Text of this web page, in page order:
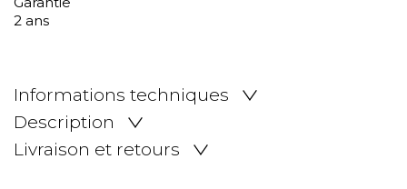
Informations techniques
Description
Livraison et retours